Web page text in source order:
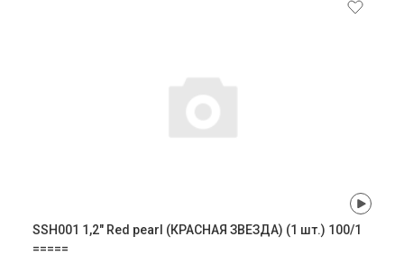
SSH001 1,2" Red pearl (КРАСНАЯ ЗВЕЗДА) (1 шт.) 100/1
=====